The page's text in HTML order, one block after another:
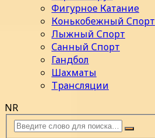
Фигурное Катание
Конькобежный Спорт
Лыжный Спорт
Санный Спорт
Гандбол
Шахматы
Трансляции
NR